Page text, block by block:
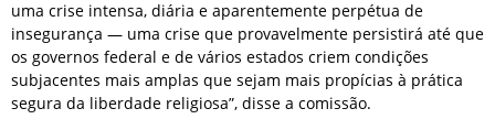
uma crise intensa, diária e aparentemente perpétua de
insegurança — uma crise que provavelmente persistirá até que
os governos federal e de vários estados criem condições
subjacentes mais amplas que sejam mais propícias à prática
segura da liberdade religiosa”, disse a comissão.